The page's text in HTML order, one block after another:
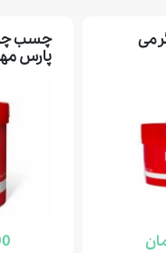
500 گرمی
چسب
پارس